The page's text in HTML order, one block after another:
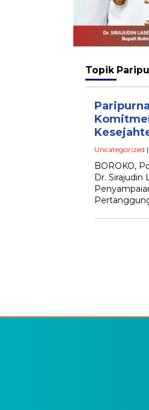
Topik
Uncategorized
BOROKO,
Dr. Sirajudin